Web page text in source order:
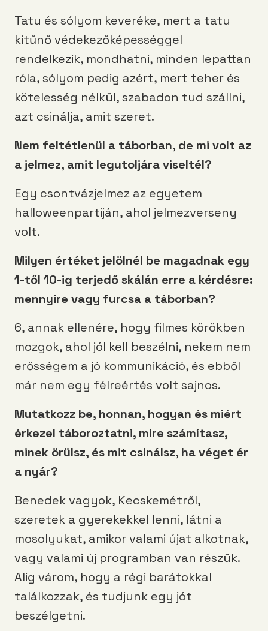
Tatu és sólyom keveréke, mert a tatu
kitűnő védekezőképességgel
rendelkezik, mondhatni, minden lepattan
róla, sólyom pedig azért, mert teher és
kötelesség nélkül, szabadon tud szállni,
azt csinálja, amit szeret.
Nem feltétlenül a táborban, de mi volt az
a jelmez, amit legutoljára viseltél?
Egy csontvázjelmez az egyetem
halloweenpartiján, ahol jelmezverseny
volt.
Milyen értéket jelölnél be magadnak egy
1-től 10-ig terjedő skálán erre a kérdésre:
mennyire vagy furcsa a táborban?
6, annak ellenére, hogy filmes körökben
mozgok, ahol jól kell beszélni, nekem nem
erősségem a jó kommunikáció, és ebből
már nem egy félreértés volt sajnos.
Mutatkozz be, honnan, hogyan és miért
érkezel táboroztatni, mire számítasz,
minek örülsz, és mit csinálsz, ha véget ér
a nyár?
Benedek vagyok, Kecskemétről,
szeretek a gyerekekkel lenni, látni a
mosolyukat, amikor valami újat alkotnak,
vagy valami új programban van részük.
Alig várom, hogy a régi barátokkal
találkozzak, és tudjunk egy jót
beszélgetni.